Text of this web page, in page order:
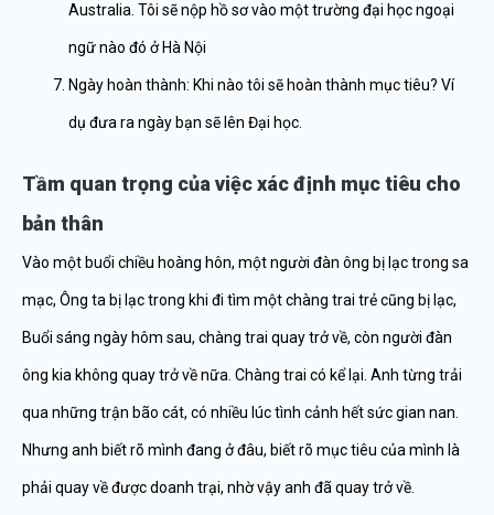
Australia. Tôi sẽ nộp hồ sơ vào một trường đại học ngoại
ngữ nào đó ở Hà Nội
Ngày hoàn thành: Khi nào tôi sẽ hoàn thành mục tiêu? Ví
dụ đưa ra ngày bạn sẽ lên Đại học.
Tầm quan trọng của việc xác định mục tiêu cho
bản thân
Vào một buổi chiều hoàng hôn, một người đàn ông bị lạc trong sa
mạc, Ông ta bị lạc trong khi đi tìm một chàng trai trẻ cũng bị lạc,
Buổi sáng ngày hôm sau, chàng trai quay trở về, còn người đàn
ông kia không quay trở về nữa. Chàng trai có kể lại. Anh từng trải
qua những trận bão cát, có nhiều lúc tình cảnh hết sức gian nan.
Nhưng anh biết rõ mình đang ở đâu, biết rõ mục tiêu của mình là
phải quay về được doanh trại, nhờ vậy anh đã quay trở về.